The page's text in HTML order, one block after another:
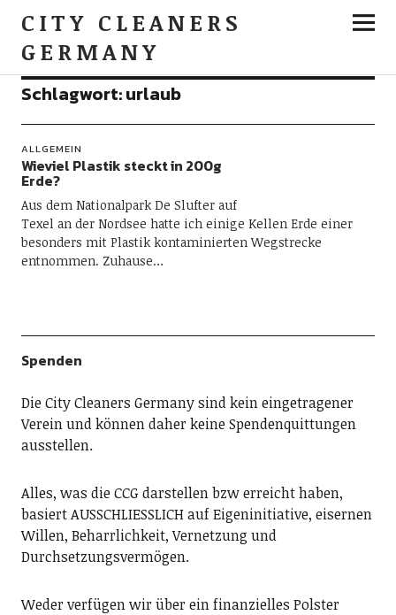
CITY CLEANERS
GERMANY
Schlagwort:urlaub
ALLGEMEIN
Wieviel Plastik steckt in 200g
Erde?
Aus dem Nationalpark De Slufter auf
Texel an der Nordsee hatte ich einige Kellen Erde einer
besonders mit Plastik kontaminierten Wegstrecke
entnommen. Zuhause…
Spenden
Die City Cleaners Germany sind kein eingetragener
Verein und können daher keine Spendenquittungen
ausstellen.
Alles, was die CCG darstellen bzw erreicht haben,
basiert AUSSCHLIESSLICH auf Eigeninitiative, eisernen
Willen, Beharrlichkeit, Vernetzung und
Durchsetzungsvermögen.
Weder verfügen wir über ein finanzielles Polster